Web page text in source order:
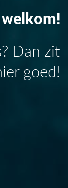
Dan zit
goed!